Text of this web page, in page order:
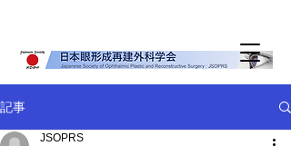
記事
JSOPRS